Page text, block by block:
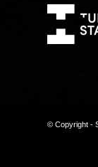
© Copyright -